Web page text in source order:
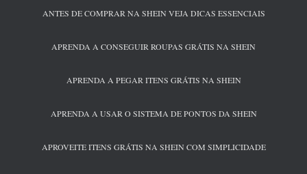
ANTES DE COMPRAR NA SHEIN VEJA DICAS ESSENCIAIS
APRENDA A CONSEGUIR ROUPAS GRÁTIS NA SHEIN
APRENDA A PEGAR ITENS GRÁTIS NA SHEIN
APRENDA A USAR O SISTEMA DE PONTOS DA SHEIN
APROVEITE ITENS GRÁTIS NA SHEIN COM SIMPLICIDADE